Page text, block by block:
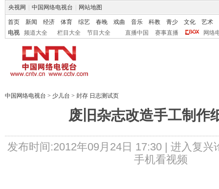
央视网 中国网络电视台 网站地图
首页 新闻 经济 体育 综艺 春晚 戏曲 音乐 科教 青少 文化
艺术
电视
频道大全 栏目大全 节目大全 直播中国 赛事直播 网络
中国网络电视台 > 少儿台 > 封存 日志测试页
废旧杂志改造手工制作
发布时间:2012年09月24日 17:30 | 进入复兴
手机看视频